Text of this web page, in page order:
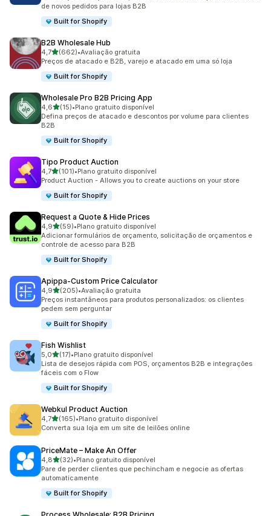
de novos pedidos para lojas B2B
Built for Shopify
B2B Wholesale Hub
4,7de 5 estrelas
(662)
662 avaliações ao todo
•Avaliação gratuita
Preços de atacado e B2B, varejo e atacado em uma só loja
Built for Shopify
Wholesale Pro B2B Pricing App
4,6de 5 estrelas
(15)
15 avaliações ao todo
•Plano gratuito disponível
Defina preços de atacado e descontos por volume para clientes
B2B
Built for Shopify
Tipo Product Auction
4,7de 5 estrelas
(101)
101 avaliações ao todo
•Plano gratuito disponível
Product Auction - Allows you to create auctions on your store
Built for Shopify
Request a Quote & Hide Prices
4,9de 5 estrelas
(59)
59 avaliações ao todo
•Plano gratuito disponível
Adicionar formulários de orçamento, solicitação de orçamentos e
controle de acesso para B2B
Built for Shopify
Apippa‑Custom Price Calculator
4,9de 5 estrelas
(205)
205 avaliações ao todo
•Avaliação gratuita
Preços instantâneos para produtos personalizados: os clientes
pedem sem perguntar
Built for Shopify
Fish Wishlist
5,0de 5 estrelas
(17)
17 avaliações ao todo
•Plano gratuito disponível
Lista de desejos rápida com POS, orçamentos B2B e integrações
fáceis com o Flow
Built for Shopify
Webkul Product Auction
4,7de 5 estrelas
(165)
165 avaliações ao todo
•Plano gratuito disponível
Converta sua loja em um site de leilões online
PriceMate – Make An Offer
4,8de 5 estrelas
(32)
32 avaliações ao todo
•Plano gratuito disponível
Pare de perder clientes que pechincham e negocie as ofertas
automaticamente
Built for Shopify